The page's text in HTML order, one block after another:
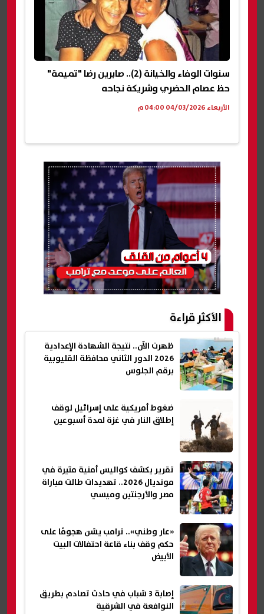
سنوات الوفاء والخيانة (2).. صابرين رضا "تميمة"
حظ عصام الحضري وشريكة نجاحه
الأربعاء 04/03/2026 04:00 م
الأكثر قراءة
ظهرت الآن.. نتيجة الشهادة الإعدادية
2026 الدور الثاني محافظة القليوبية
برقم الجلوس
ضغوط أمريكية على إسرائيل لوقف
إطلاق النار في غزة لمدة أسبوعين
تقرير يكشف كواليس أمنية مثيرة في
مونديال 2026.. تهديدات طالت مباراة
مصر والأرجنتين وميسي
«عار وطني».. ترامب يشن هجومًا على
حكم وقف بناء قاعة احتفالات البيت
الأبيض
إصابة 3 شباب في حادث تصادم بطريق
النوافعة في الشرقية